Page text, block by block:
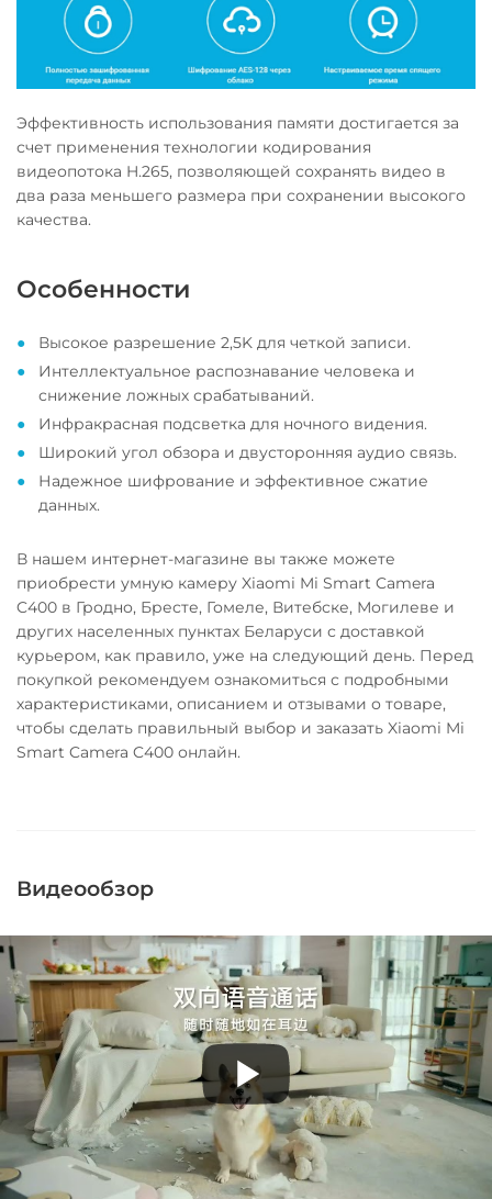
Эффективность использования памяти достигается за
счет применения технологии кодирования
видеопотока H.265, позволяющей сохранять видео в
два раза меньшего размера при сохранении высокого
качества.
Особенности
Высокое разрешение 2,5K для четкой записи.
Интеллектуальное распознавание человека и
снижение ложных срабатываний.
Инфракрасная подсветка для ночного видения.
Широкий угол обзора и двусторонняя аудио связь.
Надежное шифрование и эффективное сжатие
данных.
В нашем интернет-магазине вы также можете
приобрести умную камеру Xiaomi Mi Smart Camera
C400 в Гродно, Бресте, Гомеле, Витебске, Могилеве и
других населенных пунктах Беларуси с доставкой
курьером, как правило, уже на следующий день. Перед
покупкой рекомендуем ознакомиться с подробными
характеристиками, описанием и отзывами о товаре,
чтобы сделать правильный выбор и заказать Xiaomi Mi
Smart Camera C400 онлайн.
Видеообзор